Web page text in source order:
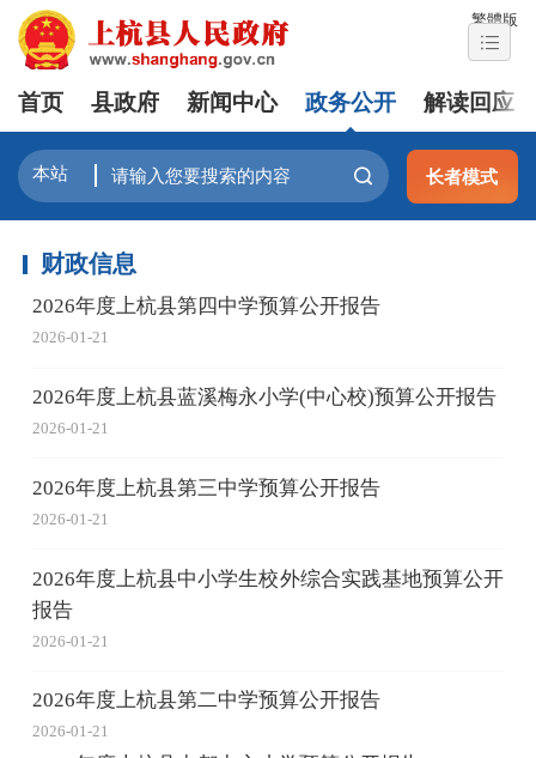
繁體版
首页 县政府 新闻中心 政务公开 解读回应
长者模式
财政信息
2026年度上杭县第四中学预算公开报告
2026-01-21
2026年度上杭县蓝溪梅永小学(中心校)预算公开报告
2026-01-21
2026年度上杭县第三中学预算公开报告
2026-01-21
2026年度上杭县中小学生校外综合实践基地预算公开
报告
2026-01-21
2026年度上杭县第二中学预算公开报告
2026-01-21